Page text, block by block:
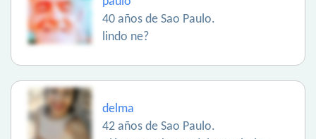
40 años de Sao Paulo.
lindo ne?
delma
42 años de Sao Paulo.